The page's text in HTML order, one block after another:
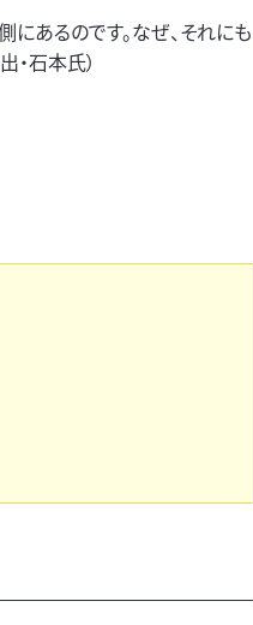
あるのです。なぜ、それにも
石本氏）